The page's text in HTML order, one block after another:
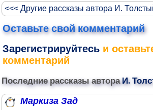
<<< Другие рассказы автора И.
Оставьте свой комментарий
Зарегистрируйтесь и
комментарий
Последние рассказы автораИ.
Маркиза Зад